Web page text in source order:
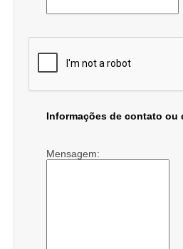
Informações de contato ou
Mensagem: